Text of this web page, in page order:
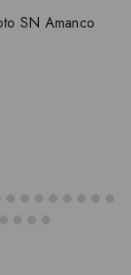
SN Amanco